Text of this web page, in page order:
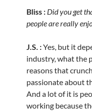
Bliss : Did you get
people are really
J.S. :Yes, but it
industry, what the
reasons that
passionate about
And a lot of it is
working because